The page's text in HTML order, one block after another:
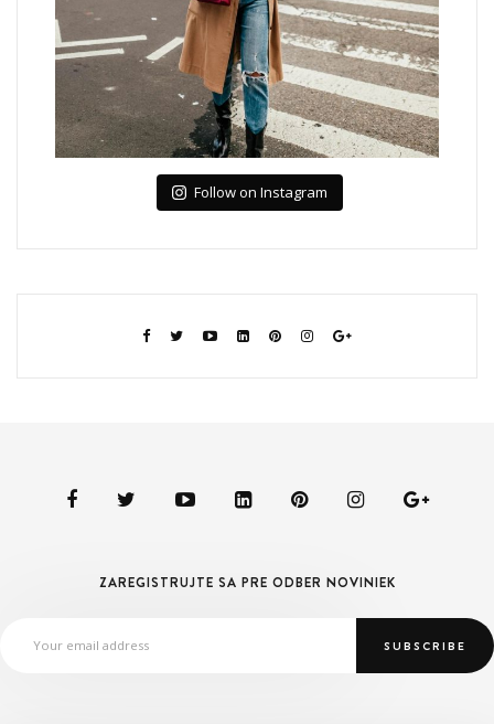
Follow on Instagram
ZAREGISTRUJTE SA PRE ODBER NOVINIEK